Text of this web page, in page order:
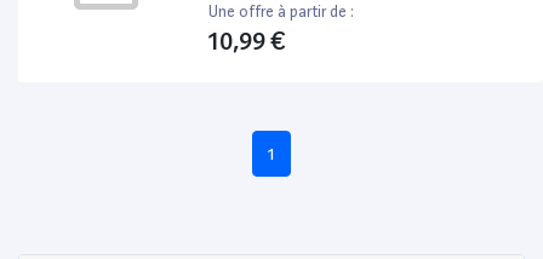
Une offre à partir de :
10,99 €
1